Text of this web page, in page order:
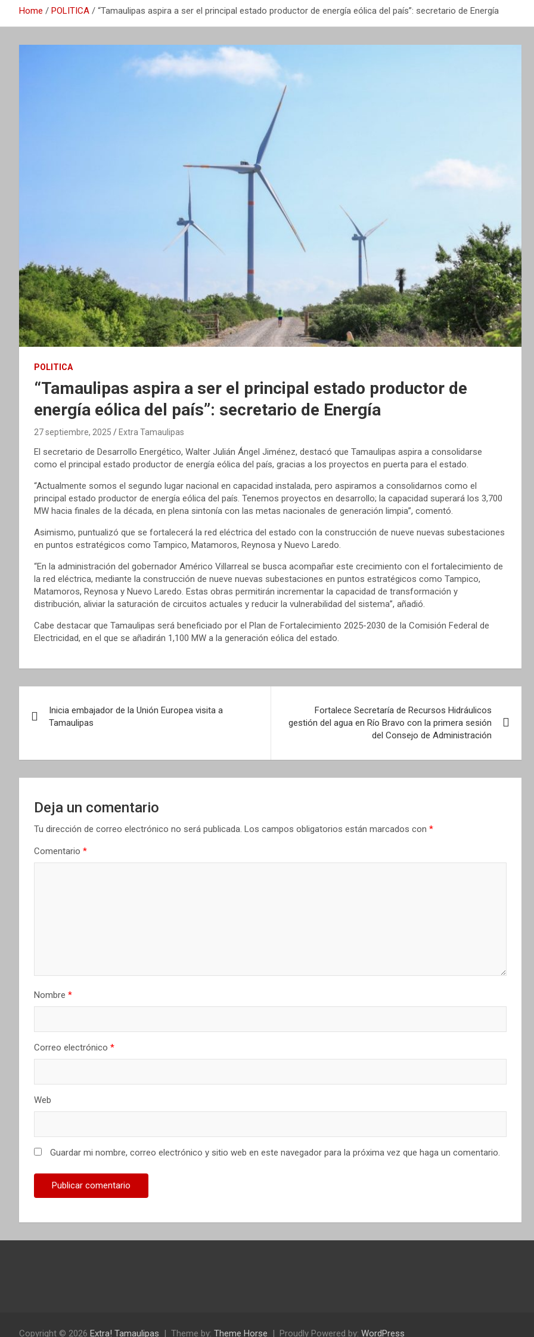
Home POLITICA “Tamaulipas aspira a ser el principal estado productor de energía eólica del país”: secretario de Energía
POLITICA
“Tamaulipas aspira a ser el principal estado productor de
energía eólica del país”: secretario de Energía
27 septiembre, 2025 Extra Tamaulipas
El secretario de Desarrollo Energético, Walter Julián Ángel Jiménez, destacó que Tamaulipas aspira a consolidarse
como el principal estado productor de energía eólica del país, gracias a los proyectos en puerta para el estado.
“Actualmente somos el segundo lugar nacional en capacidad instalada, pero aspiramos a consolidarnos como el
principal estado productor de energía eólica del país. Tenemos proyectos en desarrollo; la capacidad superará los 3,700
MW hacia finales de la década, en plena sintonía con las metas nacionales de generación limpia”, comentó.
Asimismo, puntualizó que se fortalecerá la red eléctrica del estado con la construcción de nueve nuevas subestaciones
en puntos estratégicos como Tampico, Matamoros, Reynosa y Nuevo Laredo.
“En la administración del gobernador Américo Villarreal se busca acompañar este crecimiento con el fortalecimiento de
la red eléctrica, mediante la construcción de nueve nuevas subestaciones en puntos estratégicos como Tampico,
Matamoros, Reynosa y Nuevo Laredo. Estas obras permitirán incrementar la capacidad de transformación y
distribución, aliviar la saturación de circuitos actuales y reducir la vulnerabilidad del sistema”, añadió.
Cabe destacar que Tamaulipas será beneficiado por el Plan de Fortalecimiento 2025-2030 de la Comisión Federal de
Electricidad, en el que se añadirán 1,100 MW a la generación eólica del estado.
de
Inicia embajador de la Unión Europea visita a
Tamaulipas
Fortalece Secretaría de Recursos Hidráulicos
gestión del agua en Río Bravo con la primera sesión
del Consejo de Administración
Deja un comentario
Tu dirección de correo electrónico no será publicada. Los campos obligatorios están marcados con *
Comentario *
Nombre *
Correo electrónico *
Web
Guardar mi nombre, correo electrónico y sitio web en este navegador para la próxima vez que haga un comentario.
Copyright © 2026 Extra! Tamaulipas Theme by: Theme Horse Proudly Powered by: WordPress